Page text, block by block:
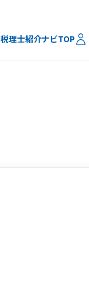
税理士紹介ナビTOP